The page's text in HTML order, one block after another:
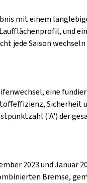
mit einem
und
jede Saison
eine
Sicherheit
('A') der
2023 und Januar
Bremse,